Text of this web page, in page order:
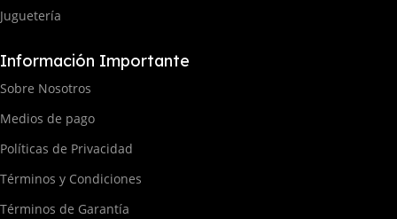
Juguetería
Información Importante
Sobre Nosotros
Medios de pago
Políticas de Privacidad
Términos y Condiciones
Términos de Garantía